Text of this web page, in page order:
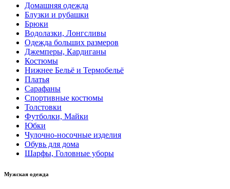
Домашняя одежда
Блузки и рубашки
Брюки
Водолазки, Лонгсливы
Одежда больших размеров
Джемперы, Кардиганы
Костюмы
Нижнее Бельё и Термобельё
Платья
Сарафаны
Спортивные костюмы
Толстовки
Футболки, Майки
Юбки
Чулочно-носочные изделия
Обувь для дома
Шарфы, Головные уборы
Мужская одежда